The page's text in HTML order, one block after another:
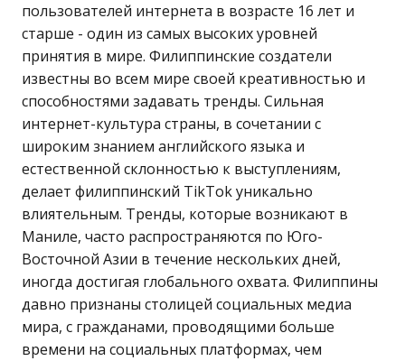
пользователей интернета в возрасте 16 лет и
старше - один из самых высоких уровней
принятия в мире. Филиппинские создатели
известны во всем мире своей креативностью и
способностями задавать тренды. Сильная
интернет-культура страны, в сочетании с
широким знанием английского языка и
естественной склонностью к выступлениям,
делает филиппинский TikTok уникально
влиятельным. Тренды, которые возникают в
Маниле, часто распространяются по Юго-
Восточной Азии в течение нескольких дней,
иногда достигая глобального охвата. Филиппины
давно признаны столицей социальных медиа
мира, с гражданами, проводящими больше
времени на социальных платформах, чем